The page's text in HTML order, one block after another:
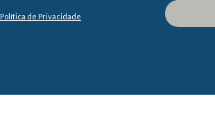
Política de Privacidade